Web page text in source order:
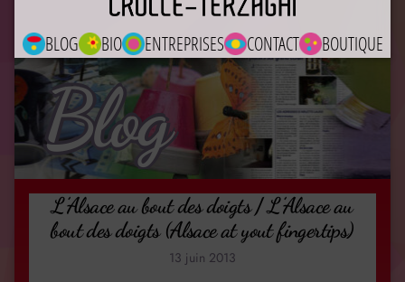
BLOG BIO ENTREPRISES CONTACT BOUTIQUE
Blog
L’Alsace au bout des doigts / L’Alsace au
bout des doigts (Alsace at yout fingertips)
13 juin 2013